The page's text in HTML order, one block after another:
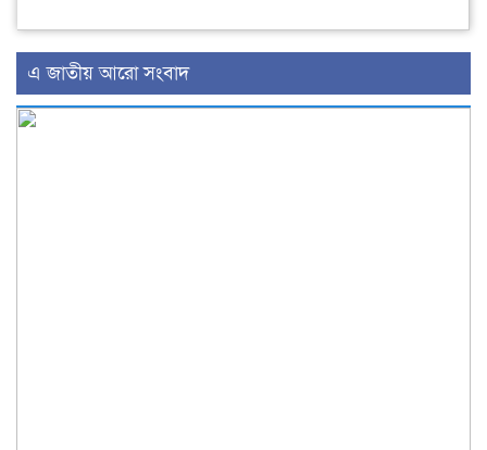
এ জাতীয় আরো সংবাদ